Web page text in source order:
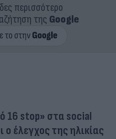
περισσότερο
της Google
16 stop» στα social
ο έλεγχος της ηλικίας